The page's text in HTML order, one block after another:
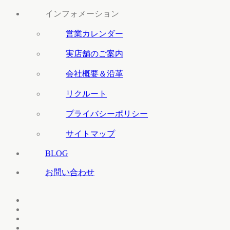
インフォメーション
営業カレンダー
実店舗のご案内
会社概要＆沿革
リクルート
プライバシーポリシー
サイトマップ
BLOG
お問い合わせ